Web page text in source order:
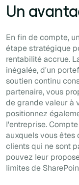
Un
En fin de compte,
étape stratégique
rentabilité accrue.
inégalée, d'un
soutien continu
partenaire, vous
de grande valeur à
positionnez
l'entreprise.
auxquels vous êtes
clients qui ne sont
pouvez leur
limites de